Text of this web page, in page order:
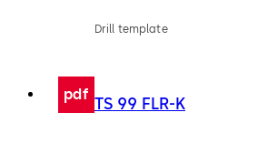
Drill template
pdf TS 99 FLR-K